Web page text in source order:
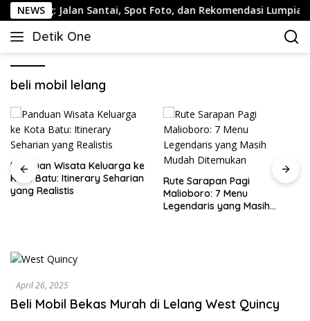
Langsung
ke
konten
NEWS
Jalan Santai, Spot Foto, dan Rekomendasi Lumpia
Detik One
Tajam
beli mobil lelang
Panduan Wisata Keluarga ke
Kota Batu: Itinerary Seharian
yang Realistis
Rute Sarapan Pagi
Malioboro: 7 Menu
Legendaris yang Masih
April 26, 2025
Beli Mobil Bekas Murah di Lelang West Quincy